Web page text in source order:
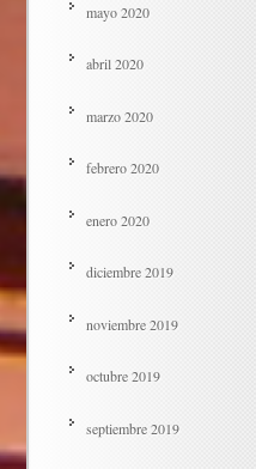
mayo 2020
abril 2020
marzo 2020
febrero 2020
enero 2020
diciembre 2019
noviembre 2019
octubre 2019
septiembre 2019